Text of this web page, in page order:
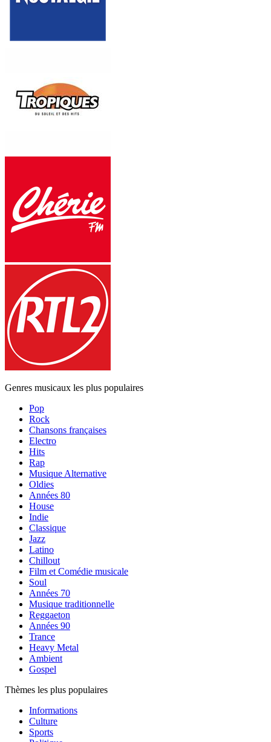
Genres musicaux les plus populaires
Pop
Rock
Chansons françaises
Electro
Hits
Rap
Musique Alternative
Oldies
Années 80
House
Indie
Classique
Jazz
Latino
Chillout
Film et Comédie musicale
Soul
Années 70
Musique traditionnelle
Reggaeton
Années 90
Trance
Heavy Metal
Ambient
Gospel
Thèmes les plus populaires
Informations
Culture
Sports